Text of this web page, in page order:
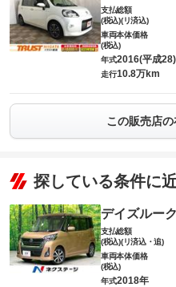
支払総額
(税込)(リ済込)
車両本体価格
(税込)
年式2016(平成
走行10.8万km
この販売店
探している条件に
デイズルー
支払総額
(税込)(リ済込・追)
車両本体価格
(税込)
年式2018年